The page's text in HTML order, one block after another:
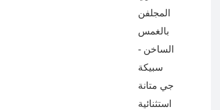
المجلفن
بالغمس
الساخن -
سبيكة
جي متانة
استثنائية